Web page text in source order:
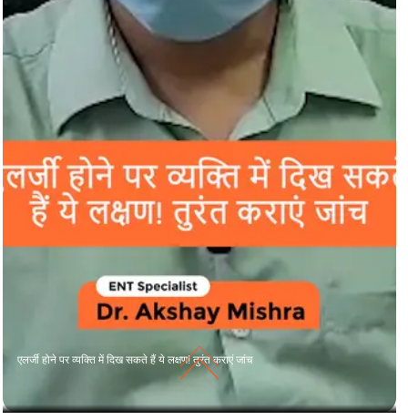
एलर्जी होने पर व्यक्ति में दिख सकते हैं ये लक्षण! तुरंत कराएं जांच